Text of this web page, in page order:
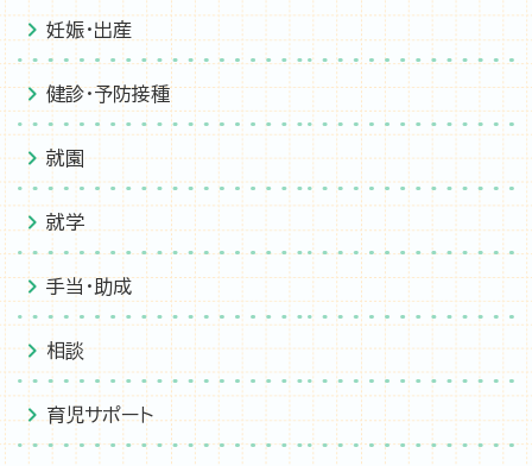
妊娠・出産
健診・予防接種
就園
就学
手当・助成
相談
育児サポート